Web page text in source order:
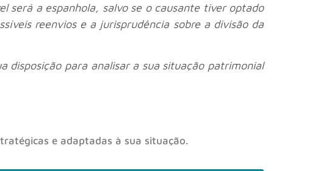
será a espanhola, salvo se o causante tiver optado
reenvios e a jurisprudência sobre a divisão da
disposição para analisar a sua situação patrimonial
e adaptadas à sua situação.